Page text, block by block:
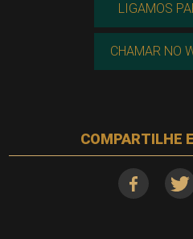
LIGAMOS
CHAMAR NO
COMPARTILHE